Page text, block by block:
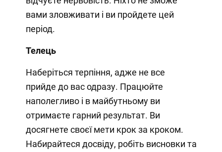
вами зловживати і ви пройдете цей
період.
Телець
Наберіться терпіння, адже не все
прийде до вас одразу. Працюйте
наполегливо і в майбутньому ви
отримаєте гарний результат. Ви
досягнете своєї мети крок за кроком.
Набирайтеся досвіду, робіть висновки та